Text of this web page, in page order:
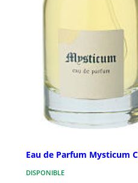
Eau de Parfum Mysticum
DISPONIBLE